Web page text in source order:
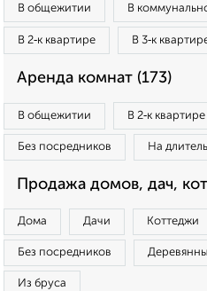
В общежитии В
В 2‑к квартире В 3‑к
Аренда комнат (173)
В общежитии В 2‑к квартире
Без посредников На
Продажа домов, дач,
Дома Дачи Коттеджи
Без посредников
Из бруса